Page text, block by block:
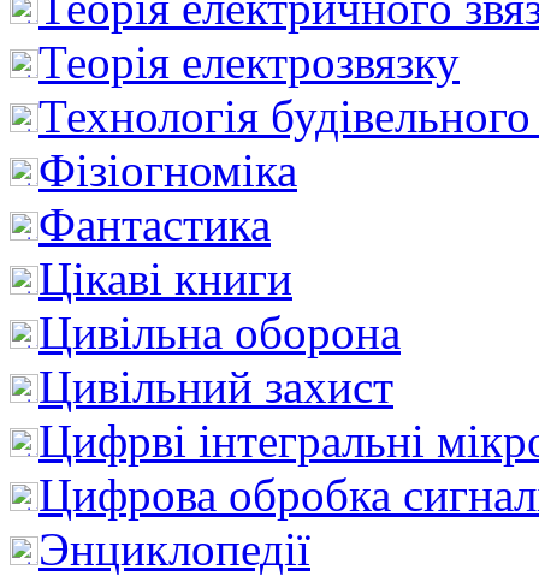
Теорія електрозвязку
Технологія
Фізіогноміка
Фантастика
Цікаві книги
Цивільна оборона
Цивільний захист
Цифрві інтегральні
Цифрова обробка
Энциклопедії